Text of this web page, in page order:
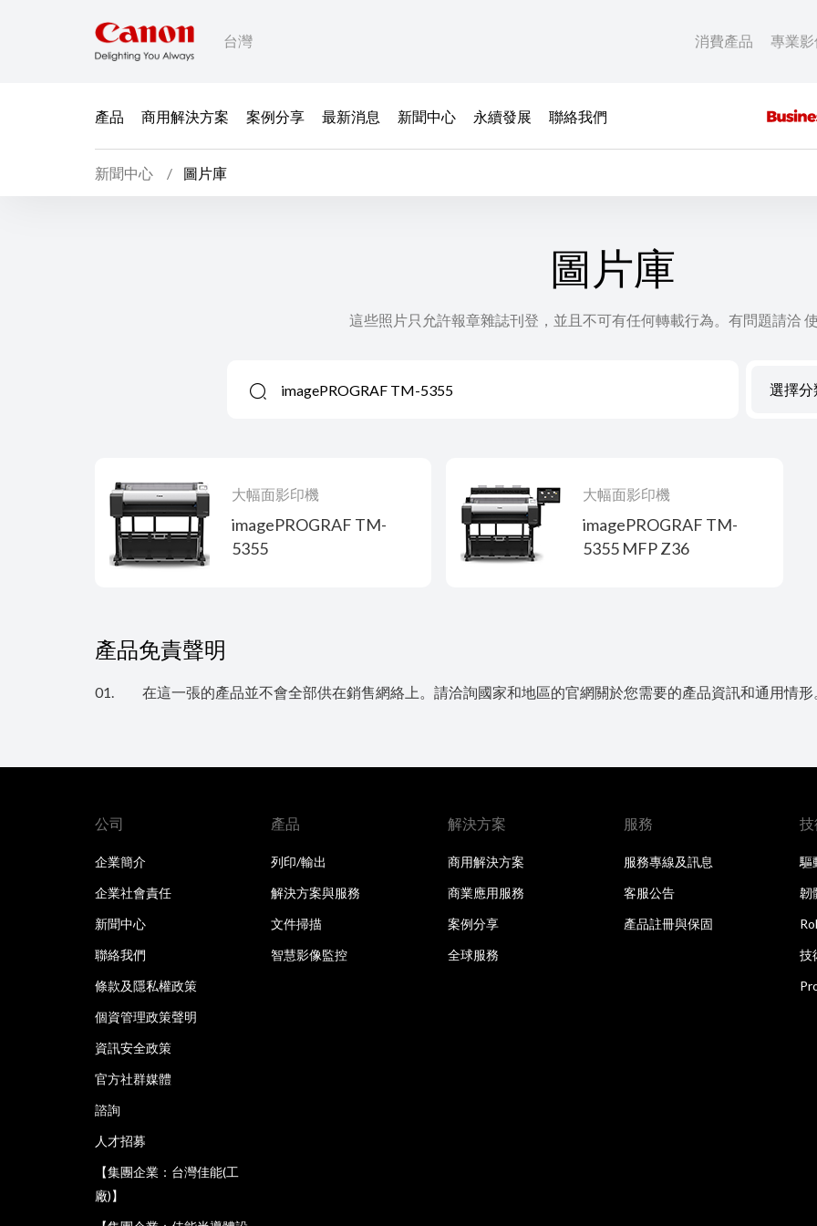
台灣 消費產品 專業
產品 商用解決方案 案例分享 最新消息 新聞中心 永續發展 聯絡我們
新聞中心 圖片庫
圖片庫
這些照片只允許報章雜誌刊登，並且不可有任何轉載行為。有問題請洽
選擇分
大幅面影印機
imagePROGRAF TM-
5355
大幅面影印機
imagePROGRAF TM-
5355 MFP Z36
產品免責聲明
01. 在這一張的產品並不會全部供在銷售網絡上。請洽詢國家和地區的官網關於您需要的產品資訊和通用情形
公司
企業簡介
企業社會責任
新聞中心
聯絡我們
條款及隱私權政策
個資管理政策聲明
資訊安全政策
官方社群媒體
諮詢
人才招募
【集團企業：台灣佳能(工
廠)】
產品
列印/輸出
解決方案與服務
文件掃描
智慧影像監控
解決方案
商用解決方案
商業應用服務
案例分享
全球服務
服務
服務專線及訊息
客服公告
產品註冊與保固
驅
韌
技